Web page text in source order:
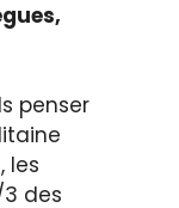
penser
les
des